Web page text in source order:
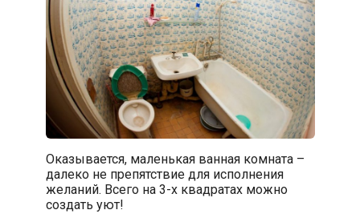
Оказывается, маленькая ванная комната –
далеко не препятствие для исполнения
желаний. Всего на 3-х квадратах можно
создать уют!